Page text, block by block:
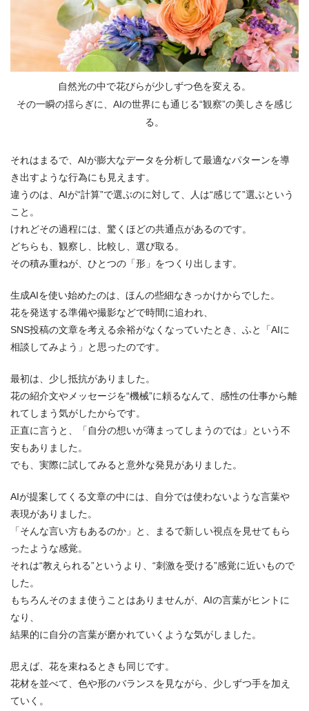
自然光の中で花びらが少しずつ色を変える。
その一瞬の揺らぎに、AIの世界にも通じる“観察”の美しさを感じ
る。
それはまるで、AIが膨大なデータを分析して最適なパターンを導
き出すような行為にも見えます。
違うのは、AIが“計算”で選ぶのに対して、人は“感じて”選ぶという
こと。
けれどその過程には、驚くほどの共通点があるのです。
どちらも、観察し、比較し、選び取る。
その積み重ねが、ひとつの「形」をつくり出します。
生成AIを使い始めたのは、ほんの些細なきっかけからでした。
花を発送する準備や撮影などで時間に追われ、
SNS投稿の文章を考える余裕がなくなっていたとき、ふと「AIに
相談してみよう」と思ったのです。
最初は、少し抵抗がありました。
花の紹介文やメッセージを“機械”に頼るなんて、感性の仕事から離
れてしまう気がしたからです。
正直に言うと、「自分の想いが薄まってしまうのでは」という不
安もありました。
でも、実際に試してみると意外な発見がありました。
AIが提案してくる文章の中には、自分では使わないような言葉や
表現がありました。
「そんな言い方もあるのか」と、まるで新しい視点を見せてもら
ったような感覚。
それは“教えられる”というより、“刺激を受ける”感覚に近いもので
した。
もちろんそのまま使うことはありませんが、AIの言葉がヒントに
なり、
結果的に自分の言葉が磨かれていくような気がしました。
思えば、花を束ねるときも同じです。
花材を並べて、色や形のバランスを見ながら、少しずつ手を加え
ていく。